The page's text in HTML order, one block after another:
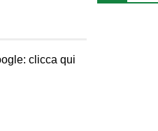
clicca qui